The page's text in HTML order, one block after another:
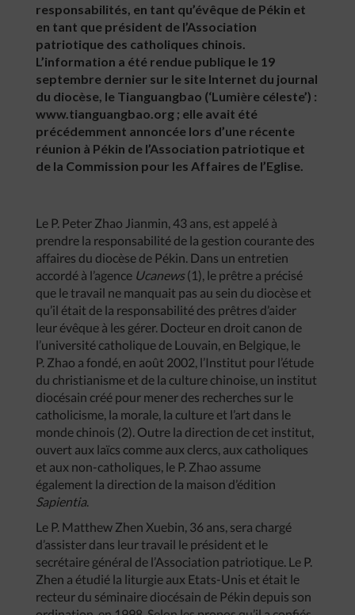
responsabilités, en tant qu’évêque de Pékin et
en tant que président de l’Association
patriotique des catholiques chinois.
L’information a été rendue publique le 19
septembre dernier sur le site Internet du journal
du diocèse, le Tianguangbao (‘Lumière céleste’) :
www.tianguangbao.org ; elle avait été
précédemment annoncée lors d’une récente
réunion à Pékin de l’Association patriotique et
de la Commission pour les Affaires de l’Eglise.
Le P. Peter Zhao Jianmin, 43 ans, est appelé à
prendre la responsabilité de la gestion courante des
affaires du diocèse de Pékin. Dans un entretien
accordé à l’agence Ucanews(1), le prêtre a précisé
que le travail ne manquait pas au sein du diocèse et
qu’il était de la responsabilité des prêtres d’aider
leur évêque à les gérer. Docteur en droit canon de
l’université catholique de Louvain, en Belgique, le
P. Zhao a fondé, en août 2002, l’Institut pour l’étude
du christianisme et de la culture chinoise, un institut
diocésain créé pour mener des recherches sur le
catholicisme, la morale, la culture et l’art dans le
monde chinois (2). Outre la direction de cet institut,
ouvert aux laïcs comme aux clercs, aux catholiques
et aux non-catholiques, le P. Zhao assume
également la direction de la maison d’édition
Sapientia.
Le P. Matthew Zhen Xuebin, 36 ans, sera chargé
d’assister dans leur travail le président et le
secrétaire général de l’Association patriotique. Le P.
Zhen a étudié la liturgie aux Etats-Unis et était le
recteur du séminaire diocésain de Pékin depuis son